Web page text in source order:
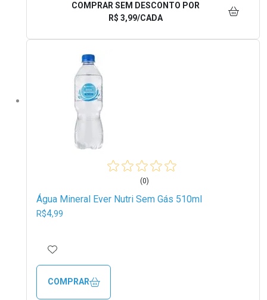
COMPRAR SEM DESCONTO POR
R$ 3,99/CADA
(0)
Água Mineral Ever Nutri Sem Gás 510ml
R$4,99
ADICIONAR AOS FAVORITOS
COMPRAR